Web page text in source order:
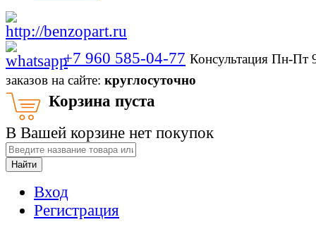
+7 960 585-04-77 Консультация Пн-
заказов на сайте: круглосуточно
Корзина пуста
В Вашей корзине нет покупок
Найти
Вход
Регистрация